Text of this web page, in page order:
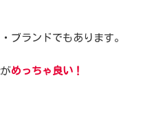
ブランドでもあります。
めっちゃ良い！